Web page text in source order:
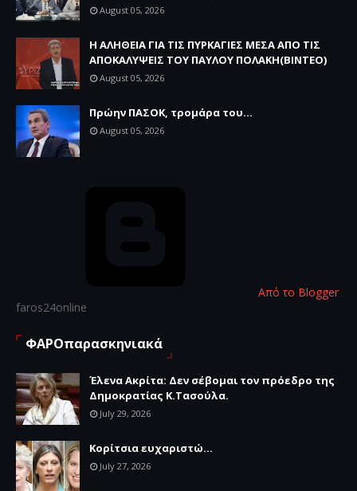
August 05, 2026
Η ΑΛΗΘΕΙΑ ΓΙΑ ΤΙΣ ΠΥΡΚΑΓΙΕΣ ΜΕΣΑ ΑΠΟ ΤΙΣ
ΑΠΟΚΑΛΥΨΕΙΣ ΤΟΥ ΠΑΥΛΟΥ ΠΟΛΑΚΗ(ΒΙΝΤΕΟ)
August 05, 2026
Πρώην ΠΑΣΟΚ, τρομάρα του...
August 05, 2026
Από το Blogger
faros24online
ΦΑΡΟπαρασκηνιακά
Έλενα Ακρίτα: Δεν σέβομαι τον πρόεδρο της
Δημοκρατίας Κ.Τασούλα.
July 29, 2026
Κορίτσια ευχαριστώ...
July 27, 2026